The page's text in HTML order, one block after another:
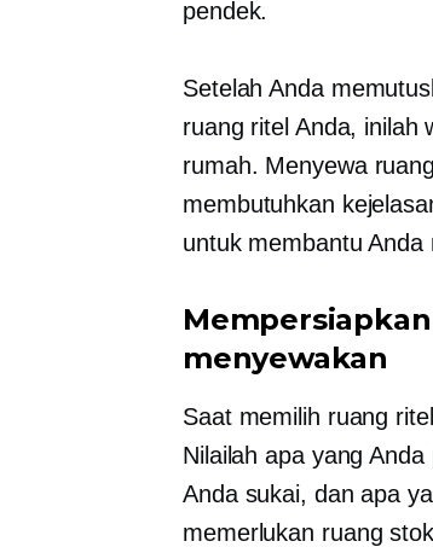
pendek.
Setelah Anda
ruang ritel Anda, inilah
rumah. Menyewa
membutuhkan
untuk membantu
menyewakan
Saat memilih ruang
Nilailah apa yang
Anda sukai, dan apa
memerlukan ruang